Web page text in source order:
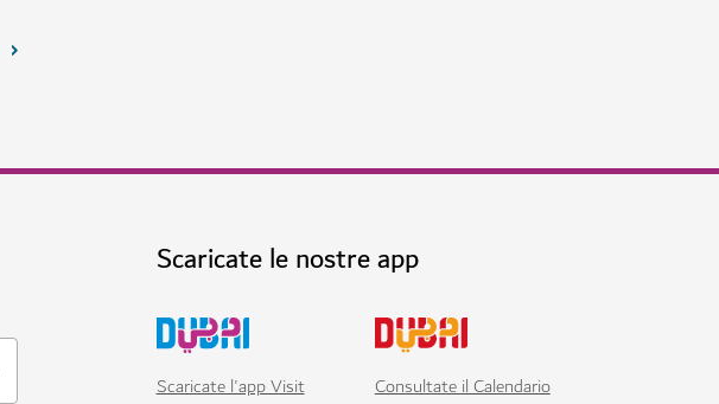
Scaricate le nostre app
Scaricate l'app Visit
Consultate il Calendario